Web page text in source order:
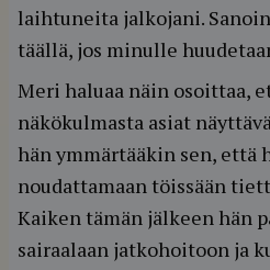
laihtuneita jalkojani.
täällä, jos minulle
Meri haluaa näin osoittaa,
näkökulmasta asiat
hän ymmärtääkin sen, että
noudattamaan töissään
Kaiken tämän jälkeen hän
sairaalaan jatkohoitoon ja